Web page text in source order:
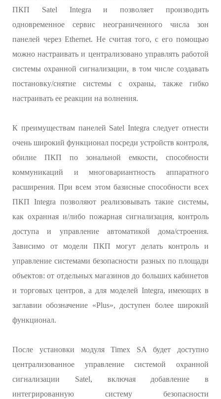
ПКП Satel Integra и позволяет производить
одновременное сервис неограниченного числа зон
панелей через Ethernet. Не считая того, с его помощью
можно настраивать и централизовано управлять работой
системы охранной сигнализации, в том числе создавать
постановку/снятие системы с охраны, также гибко
настраивать ее реакции на волнения.
К преимуществам панелей Satel Integra следует отнести
очень широкий функционал посреди устройств контроля,
обилие ПКП по зональной емкости, способности
коммуникаций и многовариантность аппаратного
расширения. При всем этом базисные способности всех
ПКП Integra позволяют реализовывать такие системы,
как охранная и/либо пожарная сигнализация, контроль
доступа и управление автоматикой дома/строения.
Зависимо от модели ПКП могут делать контроль и
управление системами безопасности разных по площади
объектов: от отдельных магазинов до больших кабинетов
и торговых центров, а для моделей Integra, имеющих в
заглавии обозначение «Plus», доступен более широкий
функционал.
После установки модуля Timex SA будет доступно
централизованное управление системой охранной
сигнализации Satel, включая добавление в
интегрированную систему безопасности